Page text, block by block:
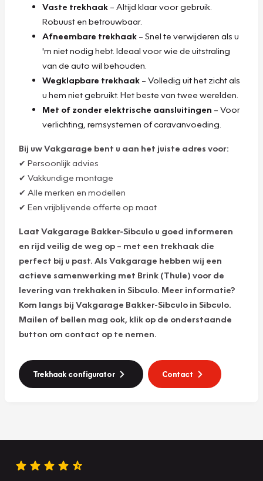
Vaste trekhaak – Altijd klaar voor gebruik.
Robuust en betrouwbaar.
Afneembare trekhaak – Snel te verwijderen als u
'm niet nodig hebt. Ideaal voor wie de uitstraling
van de auto wil behouden.
Wegklapbare trekhaak – Volledig uit het zicht als
u hem niet gebruikt. Het beste van twee werelden.
Met of zonder elektrische aansluitingen – Voor
verlichting, remsystemen of caravanvoeding.
Bij uw Vakgarage bent u aan het juiste adres voor:
✔ Persoonlijk advies
✔ Vakkundige montage
✔ Alle merken en modellen
✔ Een vrijblijvende offerte op maat
Laat Vakgarage Bakker-Sibculo u goed informeren
en rijd veilig de weg op – met een trekhaak die
perfect bij u past. Als Vakgarage hebben wij een
actieve samenwerking met Brink (Thule) voor de
levering van trekhaken in Sibculo. Meer informatie?
Kom langs bij Vakgarage Bakker-Sibculo in Sibculo.
Mailen of bellen mag ook, klik op de onderstaande
button om contact op te nemen.
Trekhaak configurator Contact